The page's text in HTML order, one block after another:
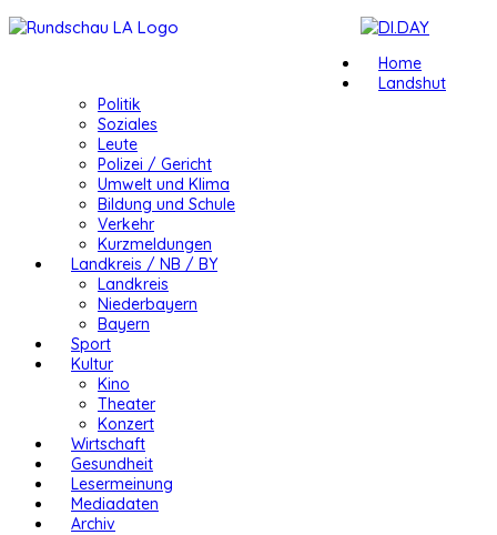
Home
Landshut
Politik
Soziales
Leute
Polizei / Gericht
Umwelt und Klima
Bildung und Schule
Verkehr
Kurzmeldungen
Landkreis / NB / BY
Landkreis
Niederbayern
Bayern
Sport
Kultur
Kino
Theater
Konzert
Wirtschaft
Gesundheit
Lesermeinung
Mediadaten
Archiv